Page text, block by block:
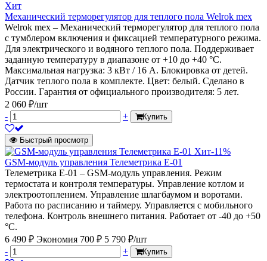
Хит
Механический терморегулятор для теплого пола Welrok mex
Welrok mex – Механический терморегулятор для теплого пола
с тумблером включения и фиксацией температурного режима.
Для электрического и водяного теплого пола. Поддерживает
заданную температуру в диапазоне от +10 до +40 °С.
Максимальная нагрузка: 3 кВт / 16 А. Блокировка от детей.
Датчик теплого пола в комплекте. Цвет: белый. Сделано в
России. Гарантия от официального производителя: 5 лет.
2 060 ₽/шт
-
+ Купить
Быстрый просмотр
Хит-11%
GSM-модуль управления Телеметрика E-01
Телеметрика E-01 – GSM-модуль управления. Режим
термостата и контроля температуры. Управление котлом и
электроотоплением. Управление шлагбаумом и воротами.
Работа по расписанию и таймеру. Управляется с мобильного
телефона. Контроль внешнего питания. Работает от -40 до +50
°С.
6 490 ₽ Экономия 700 ₽ 5 790 ₽/шт
-
+ Купить